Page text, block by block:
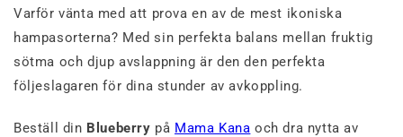
Varför vänta med att prova en av de mest ikoniska
hampasorterna? Med sin perfekta balans mellan fruktig
sötma och djup avslappning är den den perfekta
följeslagaren för dina stunder av avkoppling.
Beställ din Blueberry på Mama Kana och dra nytta av